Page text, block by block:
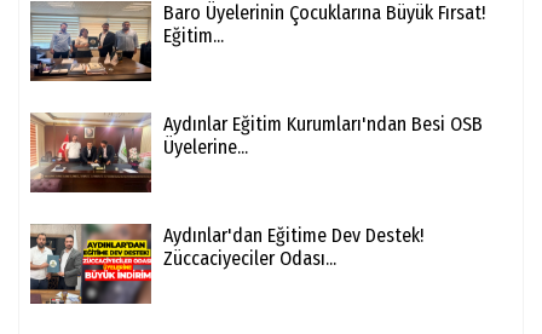
Baro Üyelerinin Çocuklarına Büyük Fırsat!
Eğitim...
Aydınlar Eğitim Kurumları'ndan Besi OSB
Üyelerine...
Aydınlar'dan Eğitime Dev Destek!
Züccaciyeciler Odası...